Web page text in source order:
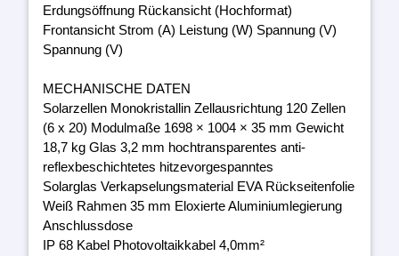
Erdungsöffnung Rückansicht (Hochformat)
Frontansicht Strom (A) Leistung (W) Spannung (V)
Spannung (V)
MECHANISCHE DATEN
Solarzellen Monokristallin Zellausrichtung 120 Zellen
(6 x 20) Modulmaße 1698 × 1004 × 35 mm Gewicht
18,7 kg Glas 3,2 mm hochtransparentes anti-
reflexbeschichtetes hitzevorgespanntes
Solarglas Verkapselungsmaterial EVA Rückseitenfolie
Weiß Rahmen 35 mm Eloxierte Aluminiumlegierung
Anschlussdose
IP 68 Kabel Photovoltaikkabel 4,0mm²